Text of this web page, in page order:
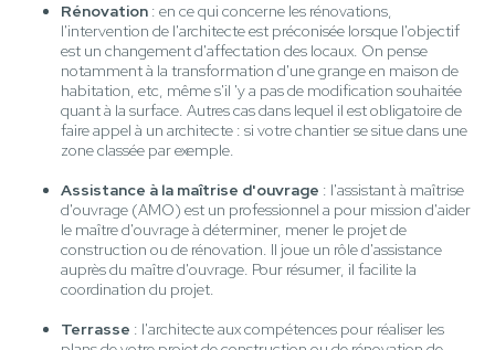
Rénovation : en ce qui concerne les rénovations,
l'intervention de l'architecte est préconisée lorsque l'objectif
est un changement d'affectation des locaux. On pense
notamment à la transformation d'une grange en maison de
habitation, etc, même s'il 'y a pas de modification souhaitée
quant à la surface. Autres cas dans lequel il est obligatoire de
faire appel à un architecte : si votre chantier se situe dans une
zone classée par exemple.
Assistance à la maîtrise d'ouvrage : l'assistant à maîtrise
d'ouvrage (AMO) est un professionnel a pour mission d'aider
le maître d'ouvrage à déterminer, mener le projet de
construction ou de rénovation. Il joue un rôle d'assistance
auprès du maître d'ouvrage. Pour résumer, il facilite la
coordination du projet.
Terrasse : l'architecte aux compétences pour réaliser les